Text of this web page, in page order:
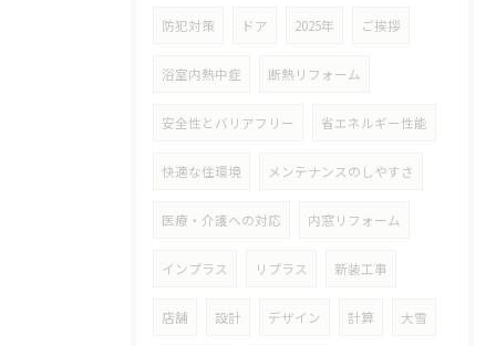
防犯対策 ドア 2025年 ご挨拶
浴室内熱中症 断熱リフォーム
安全性とバリアフリー 省エネルギー性能
快適な住環境 メンテナンスのしやすさ
医療・介護への対応 内窓リフォーム
インプラス リプラス 新装工事
店舗 設計 デザイン 計算 大雪